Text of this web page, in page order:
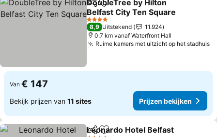
DelenToevoegen aan favorieten
DoubleTree by Hilton
Belfast City Ten Square
4 Sterren
8,9 Uitstekend
11.924
0.7 km vanaf Waterfront Hall
Ruime kamers met uitzicht op het stadhuis
Van € 147
Bekijk prijzen van 11 sites Prijzen bekijken
DelenToevoegen aan favorieten
Leonardo Hotel Belfast